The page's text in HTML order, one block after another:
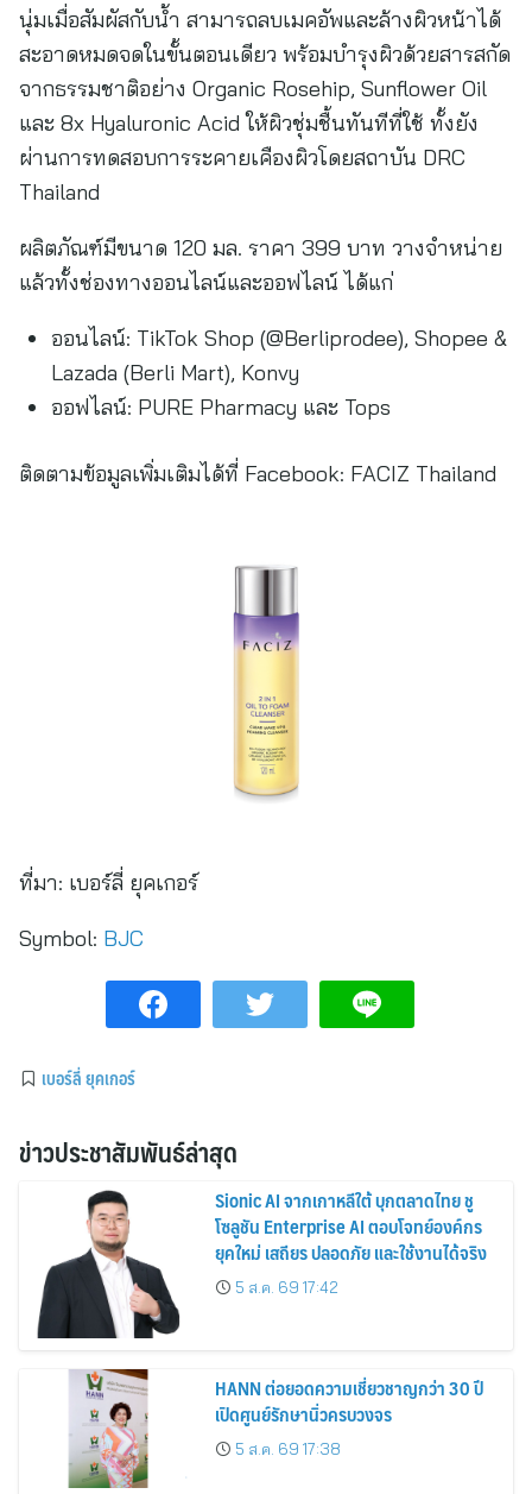
นุ่มเมื่อสัมผัสกับน้ำ สามารถลบเมคอัพและล้างผิวหน้าได้
สะอาดหมดจดในขั้นตอนเดียว พร้อมบำรุงผิวด้วยสารสกัด
จากธรรมชาติอย่าง Organic Rosehip, Sunflower Oil
และ 8x Hyaluronic Acid ให้ผิวชุ่มชื้นทันทีที่ใช้ ทั้งยัง
ผ่านการทดสอบการระคายเคืองผิวโดยสถาบัน DRC
Thailand
ผลิตภัณฑ์มีขนาด 120 มล. ราคา 399 บาท วางจำหน่าย
แล้วทั้งช่องทางออนไลน์และออฟไลน์ ได้แก่
ออนไลน์: TikTok Shop (@Berliprodee), Shopee &
Lazada (Berli Mart), Konvy
ออฟไลน์: PURE Pharmacy และ Tops
ติดตามข้อมูลเพิ่มเติมได้ที่ Facebook: FACIZ Thailand
ที่มา: เบอร์ลี่ ยุคเกอร์
Symbol: BJC
เบอร์ลี่ ยุคเกอร์
ข่าวประชาสัมพันธ์ล่าสุด
Sionic AI จากเกาหลีใต้ บุกตลาดไทย ชู
โซลูชัน Enterprise AI ตอบโจทย์องค์กร
ยุคใหม่ เสถียร ปลอดภัย และใช้งานได้จริง
5 ส.ค. 69 17:42
HANN ต่อยอดความเชี่ยวชาญกว่า 30 ปี
เปิดศูนย์รักษานิ่วครบวงจร
5 ส.ค. 69 17:38